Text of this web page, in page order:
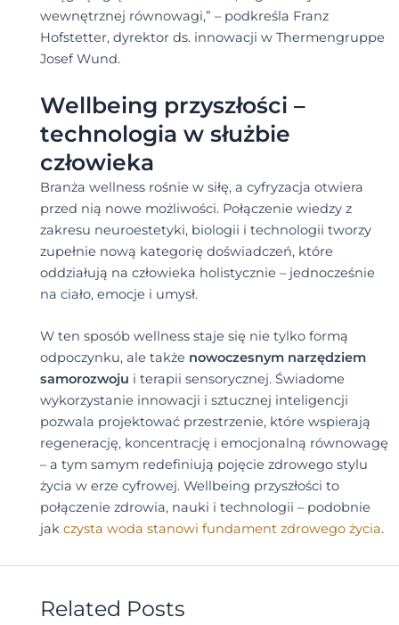
wewnętrznej równowagi,” – podkreśla Franz
Hofstetter, dyrektor ds. innowacji w Thermengruppe
Josef Wund.
Wellbeing przyszłości –
technologia w służbie
człowieka
Branża wellness rośnie w siłę, a cyfryzacja otwiera
przed nią nowe możliwości. Połączenie wiedzy z
zakresu neuroestetyki, biologii i technologii tworzy
zupełnie nową kategorię doświadczeń, które
oddziałują na człowieka holistycznie – jednocześnie
na ciało, emocje i umysł.
W ten sposób wellness staje się nie tylko formą
odpoczynku, ale także nowoczesnym narzędziem
samorozwoju i terapii sensorycznej. Świadome
wykorzystanie innowacji i sztucznej inteligencji
pozwala projektować przestrzenie, które wspierają
regenerację, koncentrację i emocjonalną równowagę
– a tym samym redefiniują pojęcie zdrowego stylu
życia w erze cyfrowej. Wellbeing przyszłości to
połączenie zdrowia, nauki i technologii – podobnie
jak czysta woda stanowi fundament zdrowego życia.
Related Posts